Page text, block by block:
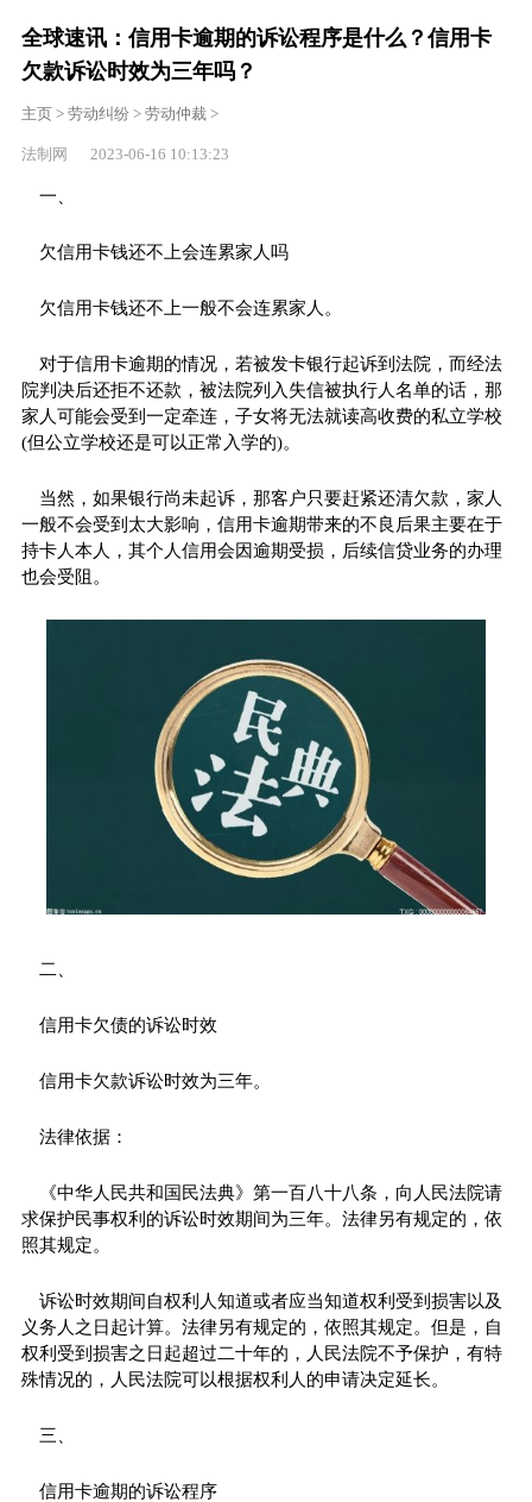
全球速讯：信用卡逾期的诉讼程序是什么？信用卡
欠款诉讼时效为三年吗？
主页> 劳动纠纷 > 劳动仲裁>
法制网 2023-06-16 10:13:23
一、
欠信用卡钱还不上会连累家人吗
欠信用卡钱还不上一般不会连累家人。
对于信用卡逾期的情况，若被发卡银行起诉到法院，而经法
院判决后还拒不还款，被法院列入失信被执行人名单的话，那
家人可能会受到一定牵连，子女将无法就读高收费的私立学校
(但公立学校还是可以正常入学的)。
当然，如果银行尚未起诉，那客户只要赶紧还清欠款，家人
一般不会受到太大影响，信用卡逾期带来的不良后果主要在于
持卡人本人，其个人信用会因逾期受损，后续信贷业务的办理
也会受阻。
二、
信用卡欠债的诉讼时效
信用卡欠款诉讼时效为三年。
法律依据：
《中华人民共和国民法典》第一百八十八条，向人民法院请
求保护民事权利的诉讼时效期间为三年。法律另有规定的，依
照其规定。
诉讼时效期间自权利人知道或者应当知道权利受到损害以及
义务人之日起计算。法律另有规定的，依照其规定。但是，自
权利受到损害之日起超过二十年的，人民法院不予保护，有特
殊情况的，人民法院可以根据权利人的申请决定延长。
三、
信用卡逾期的诉讼程序